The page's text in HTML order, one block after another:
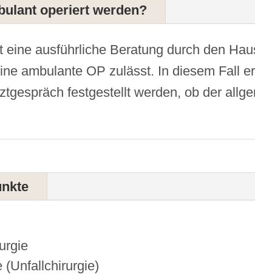
operiert werden?
eine ausführliche Beratung durch den
ambulante OP zulässt. In diesem Fall
festgestellt werden, ob der
(Unfallchirurgie)